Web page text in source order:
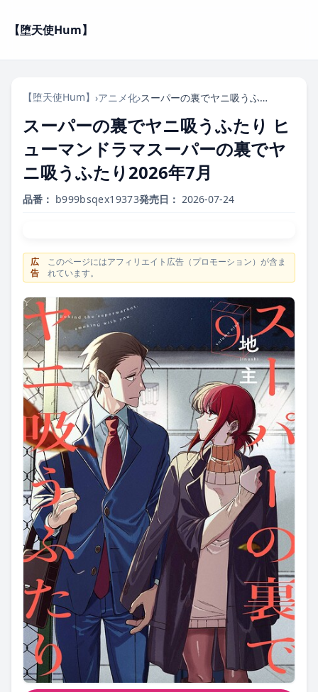
【堕天使Hum】
【堕天使Hum】 ›アニメ化› スーパーの裏でヤニ吸うふたり ヒューマンドラマスーパーの裏でヤニ吸うふたり2026年7月
スーパーの裏でヤニ吸うふたり ヒ
ューマンドラマスーパーの裏でヤ
ニ吸うふたり2026年7月
品番： b999bsqex19373発売日： 2026-07-24
広
告
このページにはアフィリエイト広告（プロモーション）が含ま
れています。